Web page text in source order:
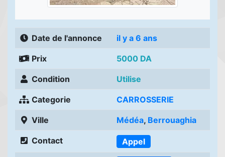
Date de l'annonce il y a 6 ans
Prix 5000 DA
Condition Utilise
Categorie CARROSSERIE
Ville Médéa, Berrouaghia
Contact Appel